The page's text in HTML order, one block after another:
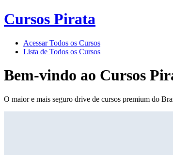
Cursos Pirata
Acessar Todos os Cursos
Lista de Todos os Cursos
Bem-vindo ao Cursos
O maior e mais seguro drive de cursos premium do